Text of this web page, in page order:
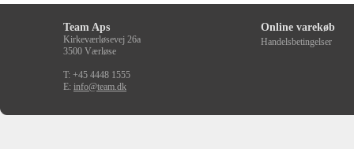
Team Aps
Kirkeværløsevej 26a
3500 Værløse
T: +45 4448 1555
E: info@team.dk
Online varekøb
Handelsbetingelser